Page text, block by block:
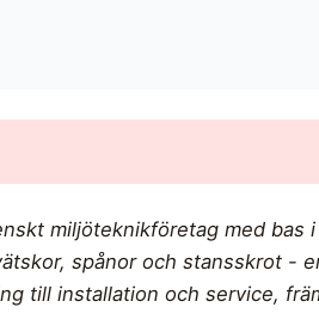
miljöteknikföretag med
spånor och stansskrot -
till installation och service,